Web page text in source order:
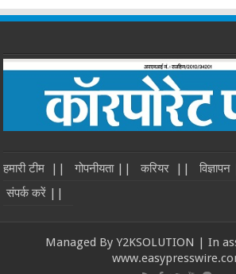
हमारी टीम || गोपनीयता || करियर ||
संपर्क करें ||
Managed By Y2KSOLUTION | In